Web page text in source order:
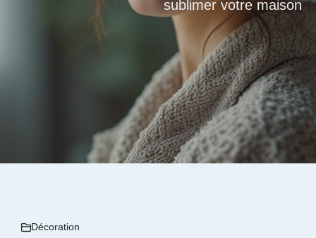
sublimer votre maison
Décoration